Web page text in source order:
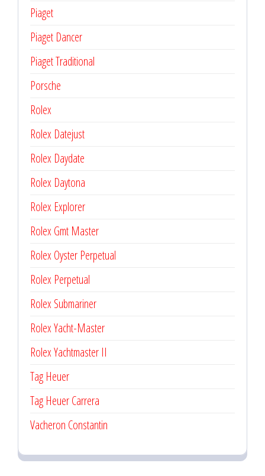
Piaget
Piaget Dancer
Piaget Traditional
Porsche
Rolex
Rolex Datejust
Rolex Daydate
Rolex Daytona
Rolex Explorer
Rolex Gmt Master
Rolex Oyster Perpetual
Rolex Perpetual
Rolex Submariner
Rolex Yacht-Master
Rolex Yachtmaster II
Tag Heuer
Tag Heuer Carrera
Vacheron Constantin